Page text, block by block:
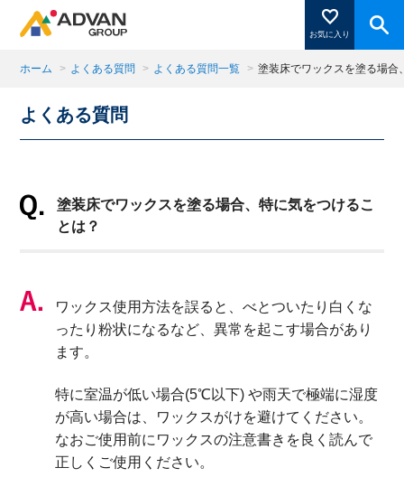
お気に入り
商品ページにある「お気に入り登録」を押すと登録した
商品がここに表示されます。
ホーム > よくある質問 > よくある質問一覧 > 塗装床でワックスを塗る場合
よくある質問
塗装床でワックスを塗る場合、特に気をつけるこ
とは？
ワックス使用方法を誤ると、べとついたり白くな
ったり粉状になるなど、異常を起こす場合があり
ます。
特に室温が低い場合(5℃以下) や雨天で極端に湿度
が高い場合は、ワックスがけを避けてください。
なおご使用前にワックスの注意書きを良く読んで
正しくご使用ください。